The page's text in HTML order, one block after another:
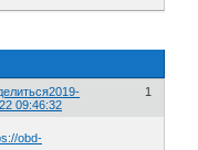
1
2019-
09:46:32
obd-